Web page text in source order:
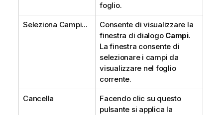
foglio.
Seleziona Campi...
Consente di visualizzare la
finestra di dialogo Campi.
La finestra consente di
selezionare i campi da
visualizzare nel foglio
corrente.
Cancella
Facendo clic su questo
pulsante si applica la